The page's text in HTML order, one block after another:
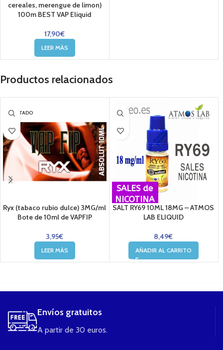
cereales, merengue de limon)
100m BEST VAP Eliquid
17,90€
LEER MÁS
Productos relacionados
AGOTADO
Ryx (tabaco rubio dulce) 3MG/ml
Bote de 10ml de VAPFIP
3,95€
LEER MÁS
SALES de
NICOTINA
SALT RY69 10ML 18MG – ATMOS
LAB ELIQUID
8,49€
AÑADIR AL CARRITO
Envíos gratuitos
A partir de 30 euros.